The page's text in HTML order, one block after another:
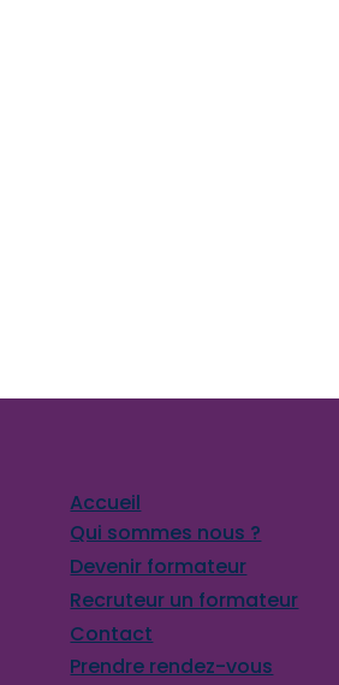
Accueil
Qui sommes nous ?
Devenir formateur
Recruteur un formateur
Contact
Prendre rendez-vous